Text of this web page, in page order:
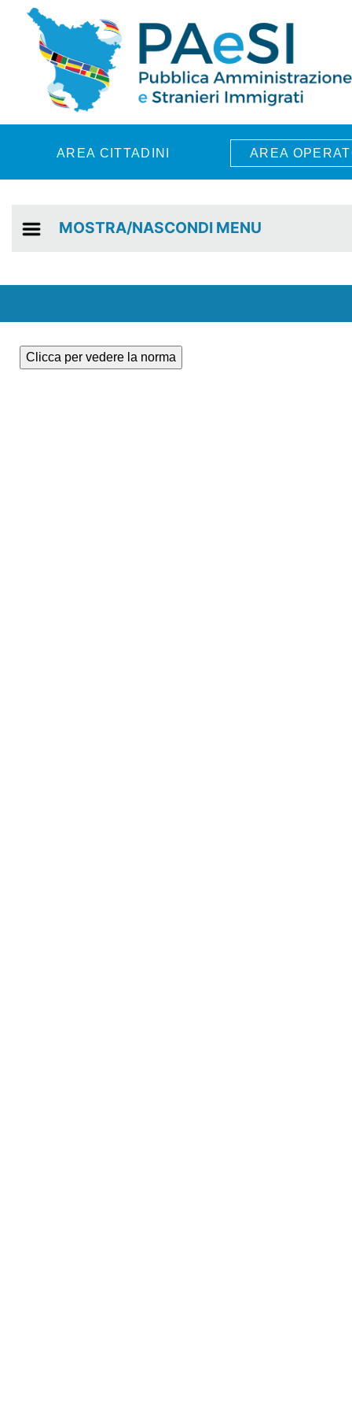
Skip to main content
AREA CITTADINI AREA
MOSTRA/NASCONDI MENU
Clicca per vedere la norma